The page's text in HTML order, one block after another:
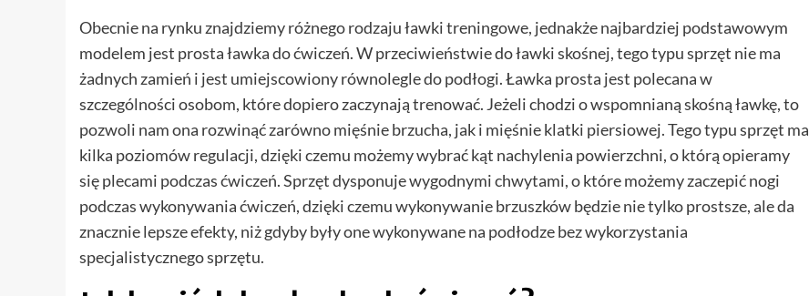
Obecnie na rynku znajdziemy różnego rodzaju ławki treningowe, jednakże najbardziej podstawowym
modelem jest prosta ławka do ćwiczeń. W przeciwieństwie do ławki skośnej, tego typu sprzęt nie ma
żadnych zamień i jest umiejscowiony równolegle do podłogi. Ławka prosta jest polecana w
szczególności osobom, które dopiero zaczynają trenować. Jeżeli chodzi o wspomnianą skośną ławkę, to
pozwoli nam ona rozwinąć zarówno mięśnie brzucha, jak i mięśnie klatki piersiowej. Tego typu sprzęt ma
kilka poziomów regulacji, dzięki czemu możemy wybrać kąt nachylenia powierzchni, o którą opieramy
się plecami podczas ćwiczeń. Sprzęt dysponuje wygodnymi chwytami, o które możemy zaczepić nogi
podczas wykonywania ćwiczeń, dzięki czemu wykonywanie brzuszków będzie nie tylko prostsze, ale da
znacznie lepsze efekty, niż gdyby były one wykonywane na podłodze bez wykorzystania
specjalistycznego sprzętu.